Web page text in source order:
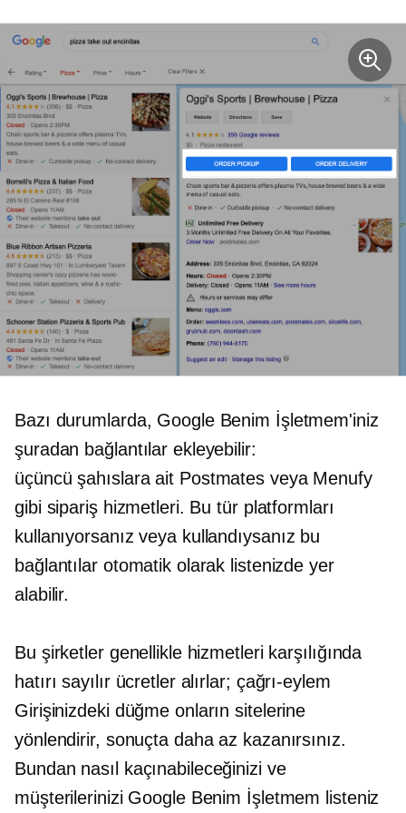
Bazı durumlarda, Google Benim İşletmem'iniz
şuradan bağlantılar ekleyebilir:
üçüncü şahıslara ait Postmates veya Menufy
gibi sipariş hizmetleri. Bu tür platformları
kullanıyorsanız veya kullandıysanız bu
bağlantılar otomatik olarak listenizde yer
alabilir.
Bu şirketler genellikle hizmetleri karşılığında
hatırı sayılır ücretler alırlar; çağrı-eylem
Girişinizdeki düğme onların sitelerine
yönlendirir, sonuçta daha az kazanırsınız.
Bundan nasıl kaçınabileceğinizi ve
müşterilerinizi Google Benim İşletmem listeniz